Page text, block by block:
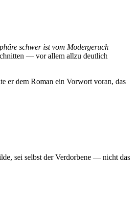
schwer ist vom Modergeruch
— vor allem allzu deutlich
er dem Roman ein Vorwort voran, das
sei selbst der Verdorbene — nicht das